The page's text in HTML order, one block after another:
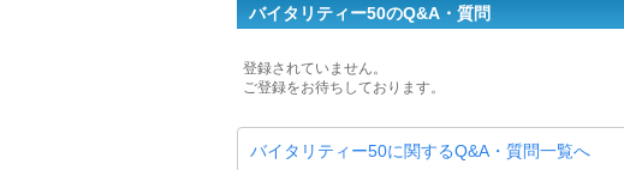
バイタリティー50のQ&A・質問
登録されていません。
ご登録をお待ちしております。
バイタリティー50に関するQ&A・質問一覧へ